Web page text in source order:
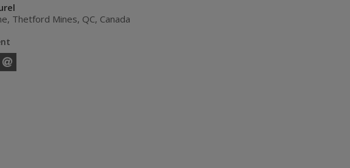
, Thetford Mines, QC, Canada